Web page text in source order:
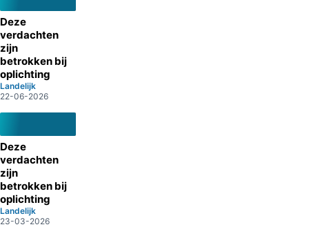
Deze
verdachten
zijn
betrokken bij
oplichting
Landelijk
22-06-2026
Deze
verdachten
zijn
betrokken bij
oplichting
Landelijk
23-03-2026